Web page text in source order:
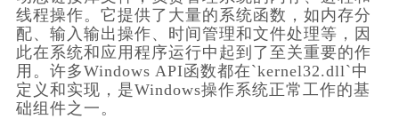
线程操作。它提供了大量的系统函数，如内存分
配、输入输出操作、时间管理和文件处理等，因
此在系统和应用程序运行中起到了至关重要的作
用。许多Windows API函数都在`kernel32.dll`中
定义和实现，是Windows操作系统正常工作的基
础组件之一。